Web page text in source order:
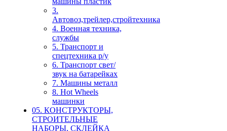
3.
Автовоз,трейлер,стройтехника
4. Военная техника,
службы
5. Транспорт и
спецтехника р/у
6. Транспорт свет/
звук на батарейках
7. Машины металл
8. Hot Wheels
машинки
05. КОНСТРУКТОРЫ,
СТРОИТЕЛЬНЫЕ
НАБОРЫ, СКЛЕЙКА